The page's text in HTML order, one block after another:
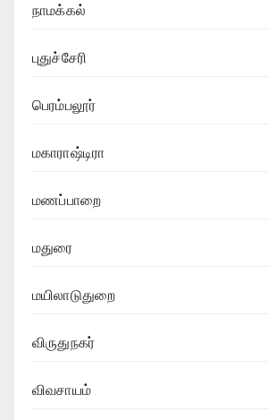
நாமக்கல்
புதுச்சேரி
பெரம்பலூர்
மகாராஷ்டிரா
மணப்பாறை
மதுரை
மயிலாடுதுறை
விருதுநகர்
விவசாயம்